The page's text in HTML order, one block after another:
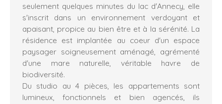
seulement quelques minutes du lac d'Annecy, elle
s'inscrit dans un environnement verdoyant et
apaisant, propice au bien être et à la sérénité. La
résidence est implantée au coeur d'un espace
paysager soigneusement aménagé, agrémenté
d'une mare naturelle, véritable havre de
biodiversité.
Du studio au 4 pièces, les appartements sont
lumineux, fonctionnels et bien agencés, ils